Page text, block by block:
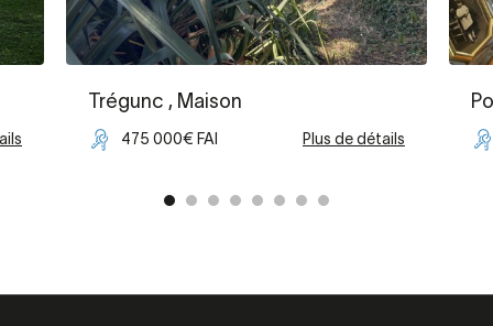
Trégunc , Maison
475 000€ FAI Plus de détails